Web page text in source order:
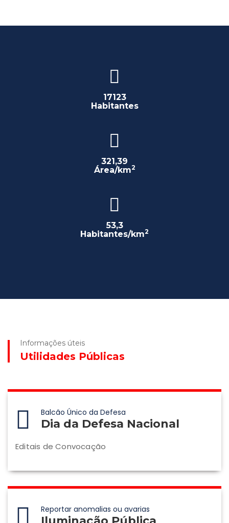
17123
Habitantes
321,39
Área/km2
53,3
Habitantes/km2
Informações úteis
Utilidades Públicas
Balcão Único da Defesa
Dia da Defesa Nacional
Editais de Convocação
Reportar anomalias ou avarias